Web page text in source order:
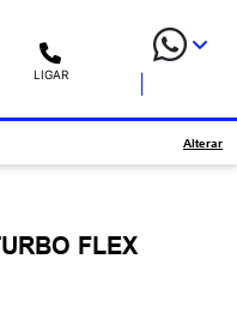
LIGAR
Alterar
FLEX